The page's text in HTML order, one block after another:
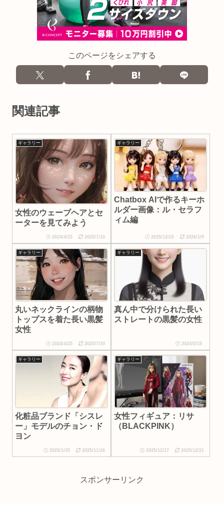
このページをシェアする
関連記事
ギャラリー
女性のウェーブヘアとセ
ーターを見てみよう
2024/4/25 2025/7/10
ギャラリー
Chatbox AIで作るキーホ
ルダー画像：ル・セラフ
ィム編
2025/12/25 2026/1/9
ギャラリー
丸いネックラインの柄物
トップスを着た長い黒髪
女性
2024/4/25 2025/7/10
ギャラリー
真ん中で分けられた長い
ストレートの黒髪の女性
2024/5/19
ギャラリー
化粧品ブランド「シスレ
ー」モデルのチョン・ド
ヨン
2025/1/25 2025/11/26
ギャラリー
女性フィギュア：リサ
（BLACKPINK）
2025/12/17 2025/12/21
スポンサーリンク